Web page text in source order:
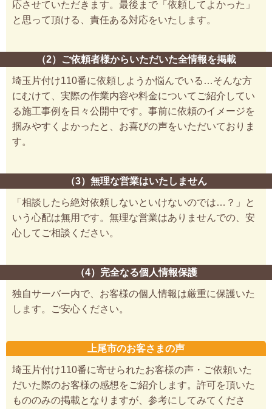
応させていただきます。最後まで「依頼してよかった」
と思って頂ける、責任ある対応をいたします。
（2）ご依頼者様からいただいた全情報を掲載
埼玉片付け110番に依頼しようか悩んでいる…そんな方
にむけて、実際の作業内容や料金についてご紹介してい
る施工事例を日々公開中です。事前に依頼のイメージを
掴みやすくよかったと、お喜びの声をいただいておりま
す。
（3）無理な営業はいたしません
「相談したら絶対依頼しないといけないのでは…？」と
いう心配は無用です。無理な営業はありませんでの、安
心してご相談ください。
（4）完全なる個人情報保護
独自サーバー内で、お客様の個人情報は厳重に保護いた
します。ご安心ください。
上尾市のお客さまの声
埼玉片付け110番に寄せられたお客様の声・ご依頼いた
だいた際のお客様の感想をご紹介します。許可を頂いた
もののみの掲載となりますが、参考にしてみてくださ